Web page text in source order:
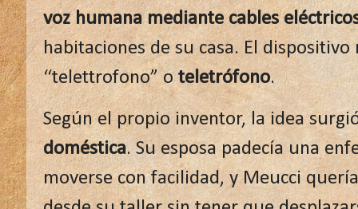
voz humana mediante cables
habitaciones de su casa. El
“telettrofono” oteletrófono.
Según el propio inventor, la idea
doméstica. Su esposa padecía una
moverse con facilidad, y Meucci